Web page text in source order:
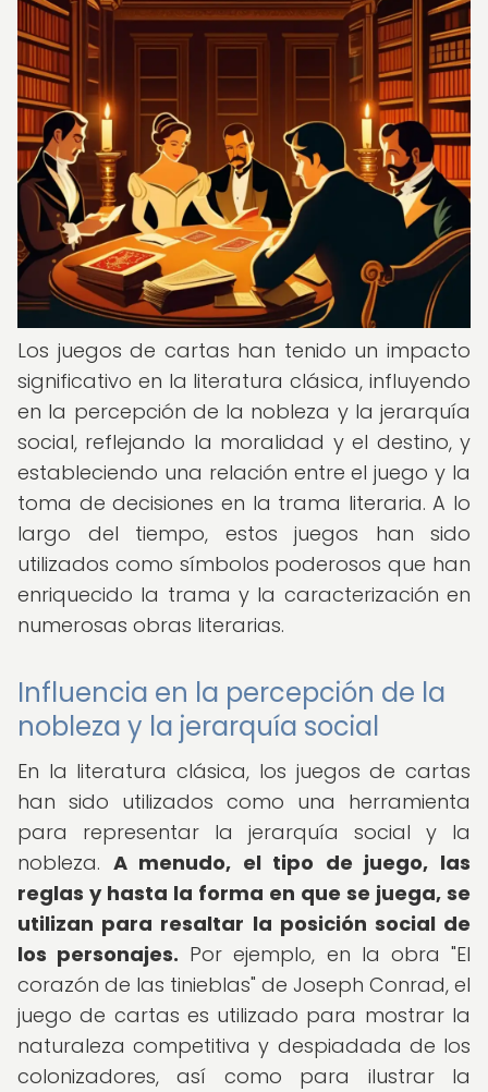
Los juegos de cartas han tenido un impacto
significativo en la literatura clásica, influyendo
en la percepción de la nobleza y la jerarquía
social, reflejando la moralidad y el destino, y
estableciendo una relación entre el juego y la
toma de decisiones en la trama literaria. A lo
largo del tiempo, estos juegos han sido
utilizados como símbolos poderosos que han
enriquecido la trama y la caracterización en
numerosas obras literarias.
Influencia en la percepción de la
nobleza y la jerarquía social
En la literatura clásica, los juegos de cartas
han sido utilizados como una herramienta
para representar la jerarquía social y la
nobleza. A menudo, el tipo de juego, las
reglas y hasta la forma en que se juega, se
utilizan para resaltar la posición social de
los personajes. Por ejemplo, en la obra "El
corazón de las tinieblas" de Joseph Conrad, el
juego de cartas es utilizado para mostrar la
naturaleza competitiva y despiadada de los
colonizadores, así como para ilustrar la